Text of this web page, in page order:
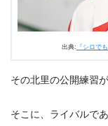
出典: 『シロで
その北里の公開練習
そこに、ライバルで